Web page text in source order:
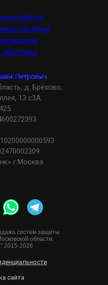
систем защиты
области.
2015-2026
Петрович
д. Брёхово,
13 с3А.
г.Москва
сайта
работы
системы
протечек